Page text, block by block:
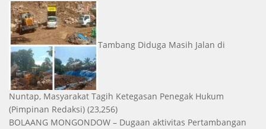
Tambang Diduga Masih Jalan di
Nuntap, Masyarakat Tagih Ketegasan Penegak Hukum
(Pimpinan Redaksi) (23,256)
BOLAANG MONGONDOW – Dugaan aktivitas Pertambangan